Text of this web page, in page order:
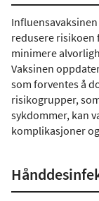
redusere risikoen
minimere
Vaksinen
som forventes å
risikogrupper,
sykdommer, kan
komplikasjoner